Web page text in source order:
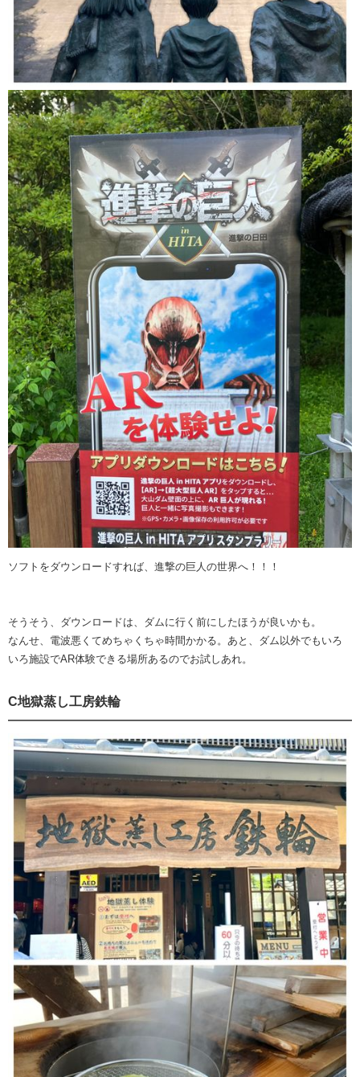
ソフトをダウンロードすれば、進撃の巨人の世界へ！！！
そうそう、ダウンロードは、ダムに行く前にしたほうが良いかも。
なんせ、電波悪くてめちゃくちゃ時間かかる。あと、ダム以外でもいろ
いろ施設でAR体験できる場所あるのでお試しあれ。
C地獄蒸し工房鉄輪